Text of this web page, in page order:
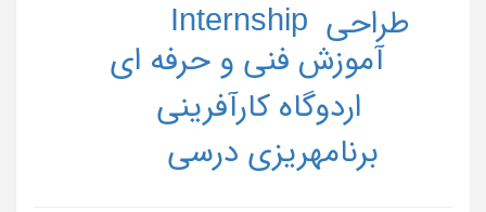
Internship
آموزش فنی و حرفه ای
اردوگاه کارآفرینی
برنامه­ریزی درسی
طراحی